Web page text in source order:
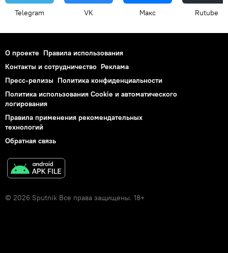
Telegram VK Макс Rutube
О проекте Правила использования
Контакты и сотрудничество Реклама
Пресс-релизы Политика конфиденциальности
Политика использования Cookie и автоматического
логирования
Правила применения рекомендательных
технологий
Обратная связь
© 2026 Sputnik Все права защищены. 18+